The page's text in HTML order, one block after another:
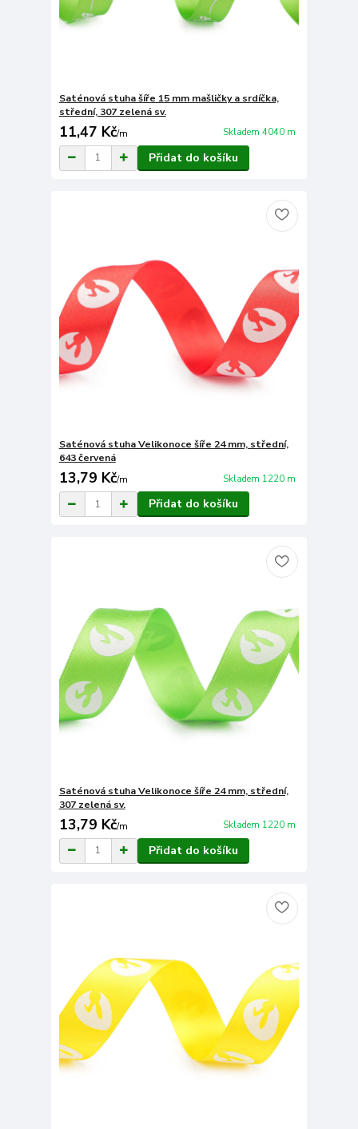
Saténová stuha šíře 15 mm mašličky a srdíčka,
střední, 307 zelená sv.
11,47 Kč/m Skladem 4040 m
Přidat do košíku
Saténová stuha Velikonoce šíře 24 mm, střední,
643 červená
13,79 Kč/m Skladem 1220 m
Přidat do košíku
Saténová stuha Velikonoce šíře 24 mm, střední,
307 zelená sv.
13,79 Kč/m Skladem 1220 m
Přidat do košíku